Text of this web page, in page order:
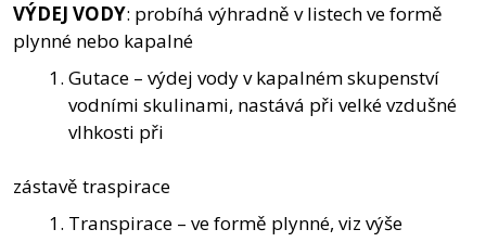
VÝDEJ VODY: probíhá výhradně v listech ve formě
plynné nebo kapalné
Gutace – výdej vody v kapalném skupenství
vodními skulinami, nastává při velké vzdušné
vlhkosti při
zástavě traspirace
Transpirace – ve formě plynné, viz výše